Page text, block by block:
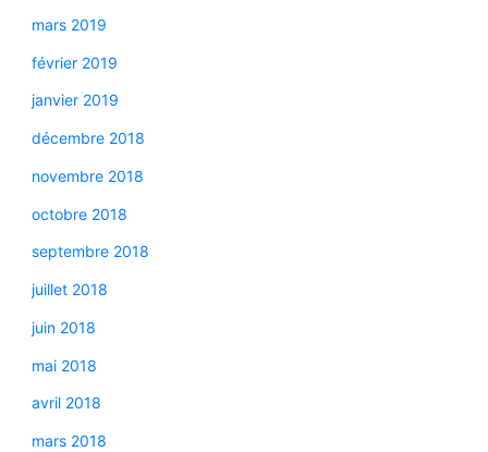
mars 2019
février 2019
janvier 2019
décembre 2018
novembre 2018
octobre 2018
septembre 2018
juillet 2018
juin 2018
mai 2018
avril 2018
mars 2018